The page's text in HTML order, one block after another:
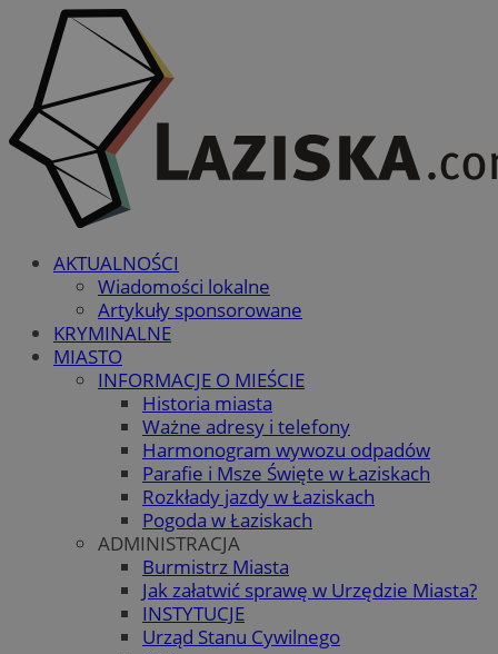
AKTUALNOŚCI
Wiadomości lokalne
Artykuły sponsorowane
KRYMINALNE
MIASTO
INFORMACJE O MIEŚCIE
Historia miasta
Ważne adresy i telefony
Harmonogram wywozu odpadów
Parafie i Msze Święte w Łaziskach
Rozkłady jazdy w Łaziskach
Pogoda w Łaziskach
ADMINISTRACJA
Burmistrz Miasta
Jak załatwić sprawę w Urzędzie Miasta?
INSTYTUCJE
Urząd Stanu Cywilnego